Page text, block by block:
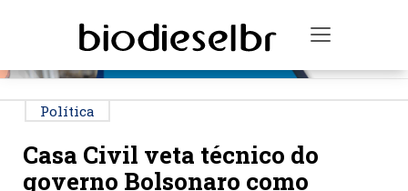
Toggle
Política
Casa Civil veta técnico do
governo Bolsonaro como